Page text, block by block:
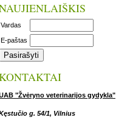
Vardas
E-paštas
"Žvėryno veterinarijos gydykla"
g. 54/1, Vilnius